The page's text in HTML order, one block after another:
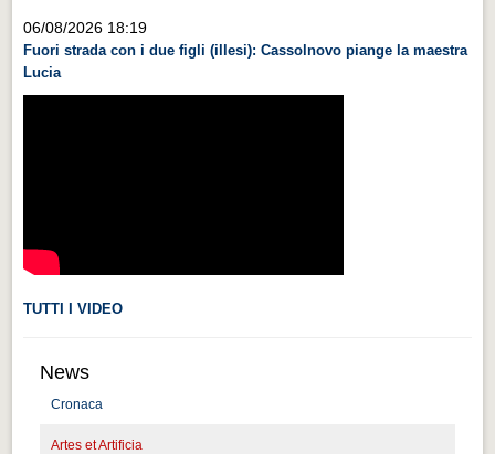
Territorio
Videonews
Videonews
CHI SIAMO
CITTÀ
Guida turistica rapida
06/08/2026 18:19
Fuori strada con i due figli (illesi): Cassolnovo piange la maestra
Lucia
TUTTI I VIDEO
News
Cronaca
Artes et Artificia